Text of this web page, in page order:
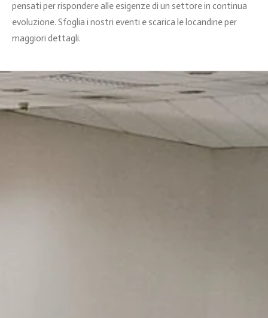
pensati per rispondere alle esigenze di un settore in continua
evoluzione. Sfoglia i nostri eventi e scarica le locandine per
maggiori dettagli.